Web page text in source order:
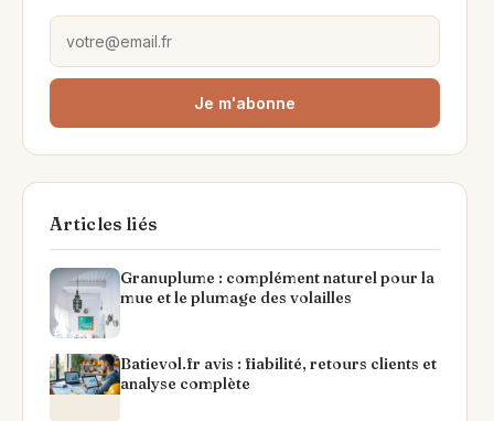
Je m'abonne
Articles liés
Granuplume : complément naturel pour la
mue et le plumage des volailles
Batievol.fr avis : fiabilité, retours clients et
analyse complète